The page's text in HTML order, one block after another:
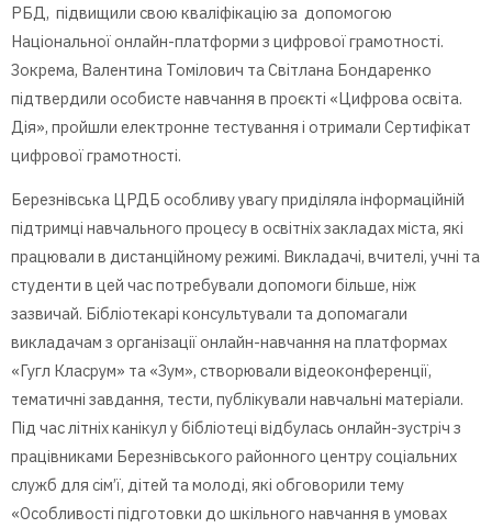
РБД, підвищили свою кваліфікацію за допомогою
Національної онлайн-платформи з цифрової грамотності.
Зокрема, Валентина Томілович та Світлана Бондаренко
підтвердили особисте навчання в проєкті «Цифрова освіта.
Дія», пройшли електронне тестування і отримали Сертифікат
цифрової грамотності.
Березнівська ЦРДБ особливу увагу приділяла інформаційній
підтримці навчального процесу в освітніх закладах міста, які
працювали в дистанційному режимі. Викладачі, вчителі, учні та
студенти в цей час потребували допомоги більше, ніж
зазвичай. Бібліотекарі консультували та допомагали
викладачам з організації онлайн-навчання на платформах
«Гугл Класрум» та «Зум», створювали відеоконференції,
тематичні завдання, тести, публікували навчальні матеріали.
Під час літніх канікул у бібліотеці відбулась онлайн-зустріч з
працівниками Березнівського районного центру соціальних
служб для сім’ї, дітей та молоді, які обговорили тему
«Особливості підготовки до шкільного навчання в умовах